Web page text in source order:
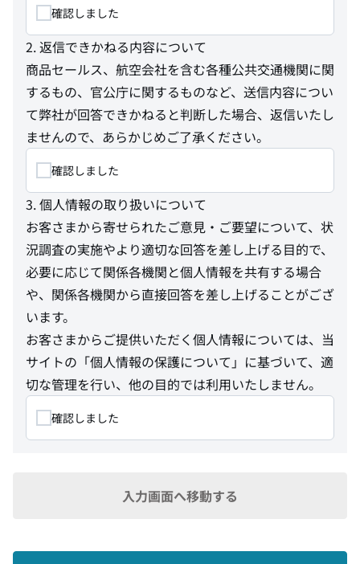
確認しました
2. 返信できかねる内容について
商品セールス、航空会社を含む各種公共交通機関に関
するもの、官公庁に関するものなど、送信内容につい
て弊社が回答できかねると判断した場合、返信いたし
ませんので、あらかじめご了承ください。
確認しました
3. 個人情報の取り扱いについて
お客さまから寄せられたご意見・ご要望について、状
況調査の実施やより適切な回答を差し上げる目的で、
必要に応じて関係各機関と個人情報を共有する場合
や、関係各機関から直接回答を差し上げることがござ
います。
お客さまからご提供いただく個人情報については、当
サイトの 「個人情報の保護について」 に基づいて、適
切な管理を行い、他の目的では利用いたしません。
確認しました
入力画面へ移動する